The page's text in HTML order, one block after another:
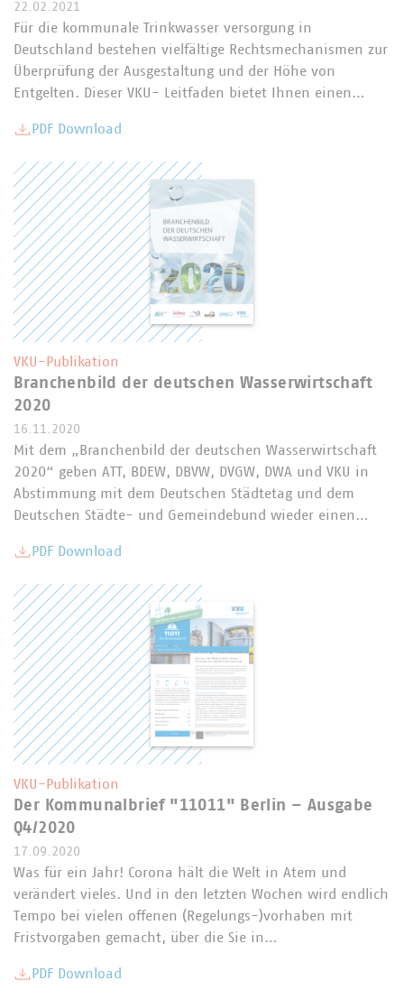
22.02.2021
Für die kommunale Trinkwasser versorgung in
Deutschland bestehen vielfältige Rechtsmechanismen zur
Überprüfung der Ausgestaltung und der Höhe von
Entgelten. Dieser VKU- Leitfaden bietet Ihnen einen…
PDF Download
VKU-Publikation
Branchenbild der deutschen Wasserwirtschaft
2020
16.11.2020
Mit dem „Branchenbild der deutschen Wasserwirtschaft
2020“ geben ATT, BDEW, DBVW, DVGW, DWA und VKU in
Abstimmung mit dem Deutschen Städtetag und dem
Deutschen Städte- und Gemeindebund wieder einen…
PDF Download
VKU-Publikation
Der Kommunalbrief "11011" Berlin – Ausgabe
Q4/2020
17.09.2020
Was für ein Jahr! Corona hält die Welt in Atem und
verändert vieles. Und in den letzten Wochen wird endlich
Tempo bei vielen offenen (Regelungs-)vorhaben mit
Fristvorgaben gemacht, über die Sie in…
PDF Download